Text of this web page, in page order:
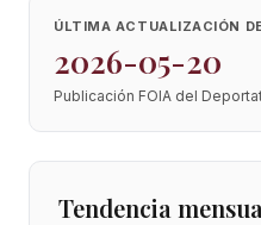
ÚLTIMA ACTUALIZACIÓN
2026-05-20
Publicación FOIA del
Tendencia